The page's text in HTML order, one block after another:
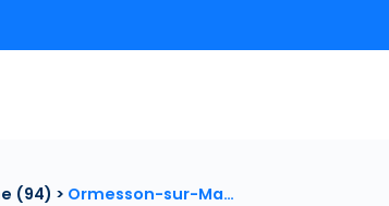
(94) > Ormesson-sur-Ma…